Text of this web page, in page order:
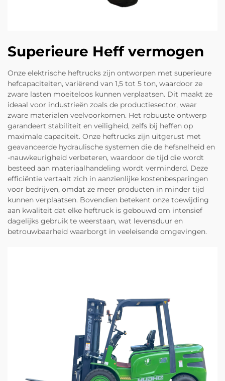
Superieure Heff vermogen
Onze elektrische heftrucks zijn ontworpen met superieure
hefcapaciteiten, variërend van 1,5 tot 5 ton, waardoor ze
zware lasten moeiteloos kunnen verplaatsen. Dit maakt ze
ideaal voor industrieën zoals de productiesector, waar
zware materialen veelvoorkomen. Het robuuste ontwerp
garandeert stabiliteit en veiligheid, zelfs bij heffen op
maximale capaciteit. Onze heftrucks zijn uitgerust met
geavanceerde hydraulische systemen die de hefsnelheid en
-nauwkeurigheid verbeteren, waardoor de tijd die wordt
besteed aan materiaalhandeling wordt verminderd. Deze
efficiëntie vertaalt zich in aanzienlijke kostenbesparingen
voor bedrijven, omdat ze meer producten in minder tijd
kunnen verplaatsen. Bovendien betekent onze toewijding
aan kwaliteit dat elke heftruck is gebouwd om intensief
dagelijks gebruik te weerstaan, wat levensduur en
betrouwbaarheid waarborgt in veeleisende omgevingen.